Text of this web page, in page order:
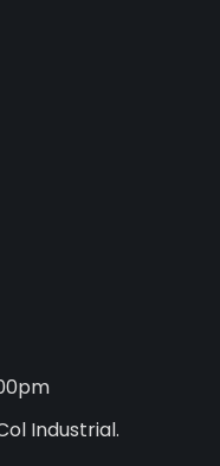
Industrial.